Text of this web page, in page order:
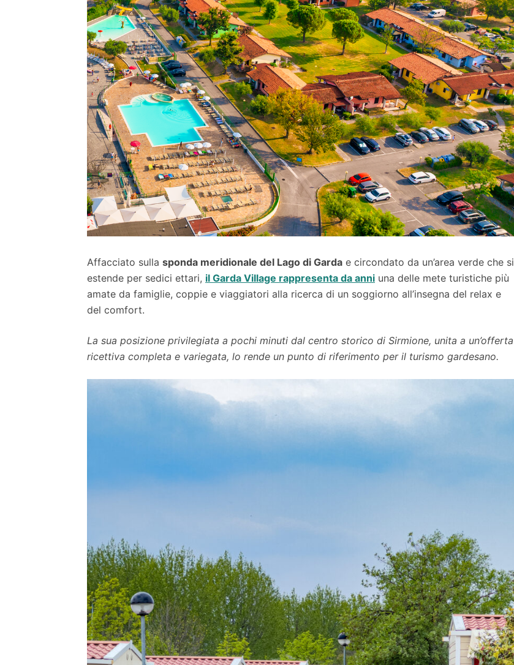
Affacciato sulla sponda meridionale del Lago di Garda e circondato da un’area verde che si
estende per sedici ettari, il Garda Village rappresenta da anni una delle mete turistiche più
amate da famiglie, coppie e viaggiatori alla ricerca di un soggiorno all’insegna del relax e
del comfort.
La sua posizione privilegiata a pochi minuti dal centro storico di Sirmione, unita a un’offerta
ricettiva completa e variegata, lo rende un punto di riferimento per il turismo gardesano.